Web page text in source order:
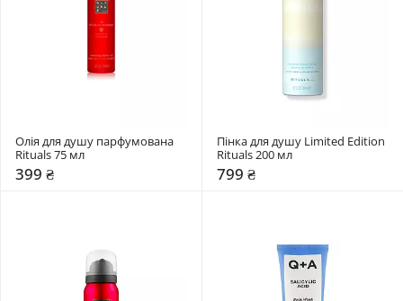
Олія для душу парфумована
Rituals 75 мл
399 ₴
Пінка для душу Limited Edition
Rituals 200 мл
799 ₴